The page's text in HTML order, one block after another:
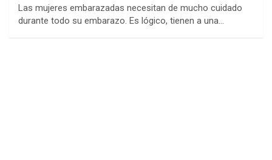
Las mujeres embarazadas necesitan de mucho cuidado
durante todo su embarazo. Es lógico, tienen a una…